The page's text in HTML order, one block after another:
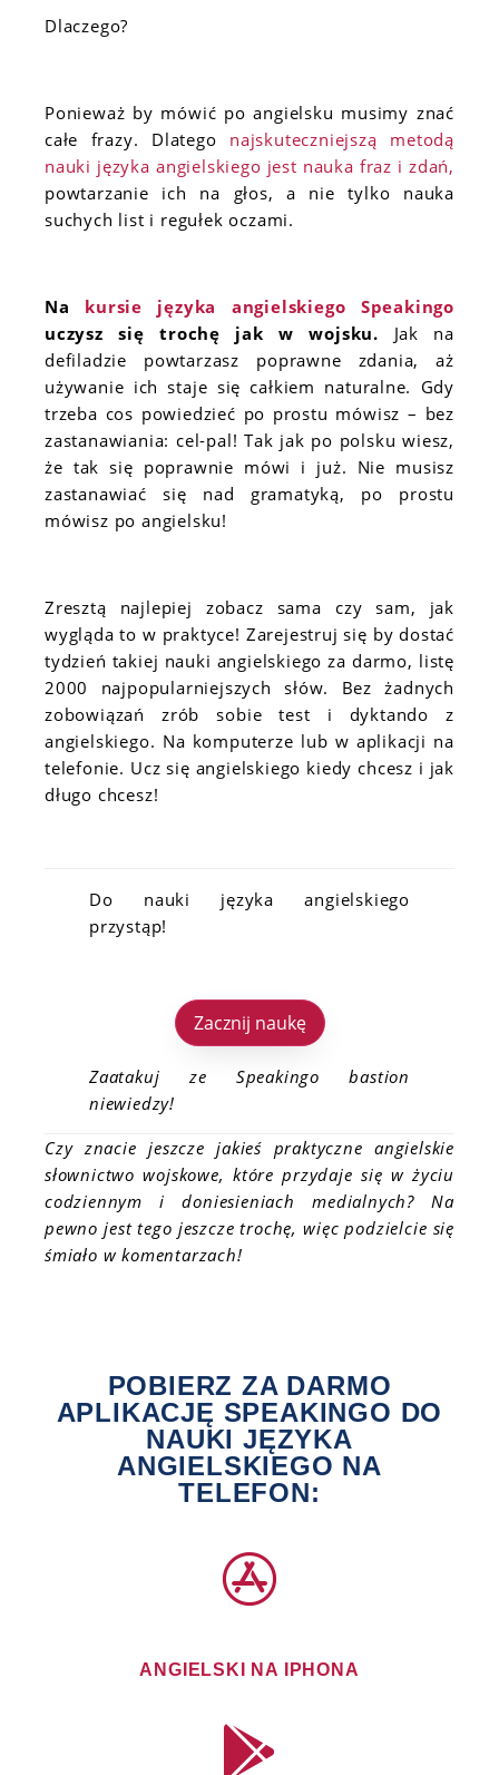
Dlaczego?
Ponieważ by mówić po angielsku musimy znać
całe frazy. Dlatego najskuteczniejszą metodą
nauki języka angielskiego jest nauka fraz i zdań,
powtarzanie ich na głos, a nie tylko nauka
suchych list i regułek oczami.
Na kursie języka angielskiego Speakingo
uczysz się trochę jak w wojsku. Jak na
defiladzie powtarzasz poprawne zdania, aż
używanie ich staje się całkiem naturalne. Gdy
trzeba cos powiedzieć po prostu mówisz – bez
zastanawiania: cel-pal! Tak jak po polsku wiesz,
że tak się poprawnie mówi i już. Nie musisz
zastanawiać się nad gramatyką, po prostu
mówisz po angielsku!
Zresztą najlepiej zobacz sama czy sam, jak
wygląda to w praktyce! Zarejestruj się by dostać
tydzień takiej nauki angielskiego za darmo, listę
2000 najpopularniejszych słów. Bez żadnych
zobowiązań zrób sobie test i dyktando z
angielskiego. Na komputerze lub w aplikacji na
telefonie. Ucz się angielskiego kiedy chcesz i jak
długo chcesz!
Do nauki języka angielskiego
przystąp!
Zacznij naukę
Zaatakuj ze Speakingo bastion
niewiedzy!
Czy znacie jeszcze jakieś praktyczne angielskie
słownictwo wojskowe, które przydaje się w życiu
codziennym i doniesieniach medialnych? Na
pewno jest tego jeszcze trochę, więc podzielcie się
śmiało w komentarzach!
POBIERZ ZA DARMO
APLIKACJĘ SPEAKINGO DO
NAUKI JĘZYKA
ANGIELSKIEGO NA
TELEFON:
ANGIELSKI NA IPHONA